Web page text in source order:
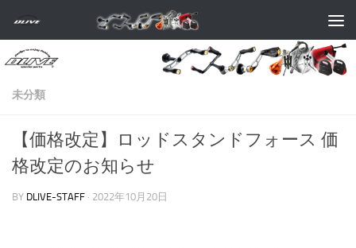
コンテンツへスキップ
未分類
【価格改定】ロッドスタンドフォース 価
格改定のお知らせ
BY DLIVE-STAFF · 2022年10月20日